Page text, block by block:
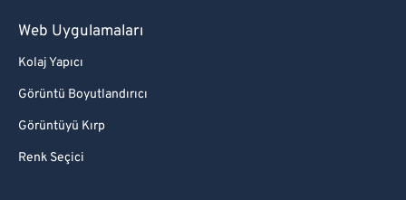
Web Uygulamaları
Kolaj Yapıcı
Görüntü Boyutlandırıcı
Görüntüyü Kırp
Renk Seçici